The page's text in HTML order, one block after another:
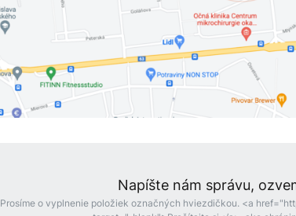
Napíšte nám správu,
Prosíme o vyplnenie položiek označných hviezdičkou. <a